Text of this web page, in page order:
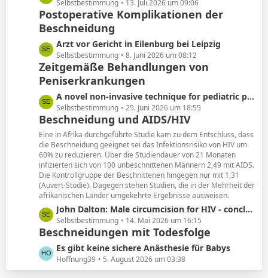
ä
g
e
e
B
e
i
r
ä
g
e
e
t
z
e
B
e
i
t
r
ä
g
e
Selbstbestimmung 13. Juli 2026 um 09:06
Postoperative Komplikationen der
Beschneidung
L
e
t
z
e
B
e
i
t
r
ä
g
e
Arzt vor Gericht in Eilenburg bei Leipzig
Selbstbestimmung 8. Juni 2026 um 08:12
Zeitgemäße Behandlungen von
Peniserkrankungen
L
e
t
z
t
e
B
e
i
r
ä
g
e
A novel non-invasive technique for pediatric phimosis treatment
Selbstbestimmung 25. Juni 2026 um 18:55
Beschneidung und AIDS/HIV
Eine in Afrika durchgeführte Studie kam zu dem Entschluss, dass
die Beschneidung geeignet sei das Infektionsrisiko von HIV um
60% zu reduzieren. Über die Studiendauer von 21 Monaten
infizierten sich von 100 unbeschnittenen Männern 2,49 mit AIDS.
Die Kontrollgruppe der Beschnittenen hingegen nur mit 1,31
(Auvert-Studie). Dagegen stehen Studien, die in der Mehrheit der
afrikanischen Länder umgekehrte Ergebnisse ausweisen.
L
e
t
z
t
e
John Dalton: Male circumcision for HIV - conclusions sensitive to assumptions
Selbstbestimmung 14. Mai 2026 um 16:15
Beschneidungen mit Todesfolge
L
e
t
Es gibt keine sichere Anästhesie für Babys
Hoffnung39 5. August 2026 um 03:38